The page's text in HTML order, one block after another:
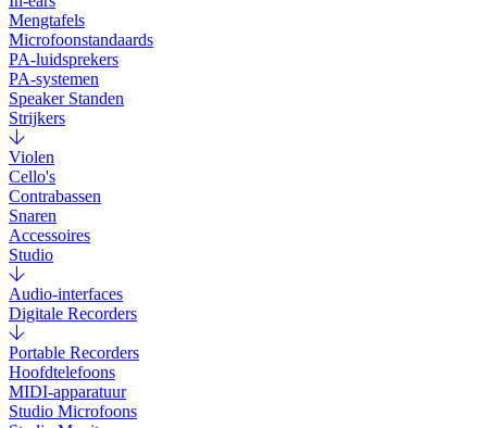
Mengtafels
Microfoonstandaards
PA-luidsprekers
PA-systemen
Speaker Standen
Strijkers
Violen
Cello's
Contrabassen
Snaren
Accessoires
Studio
Audio-interfaces
Digitale Recorders
Portable Recorders
Hoofdtelefoons
MIDI-apparatuur
Studio Microfoons